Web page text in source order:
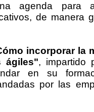
agenda para
de manera
incorporar la
ágiles", impartido
en su
por las